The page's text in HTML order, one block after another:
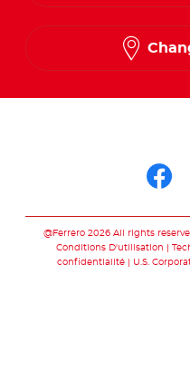
@Ferrero 2026 All rights
Conditions D'utilisation
confidentialité
U.S.